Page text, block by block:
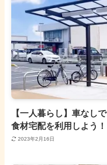
【一人暮らし】車なし
食材宅配を利用しよう！
2023年2月16日